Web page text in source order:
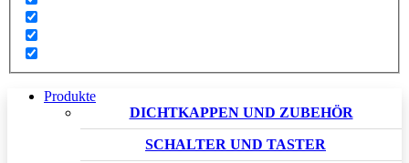
Produkte
DICHTKAPPEN UND ZUBEHÖR
SCHALTER UND TASTER